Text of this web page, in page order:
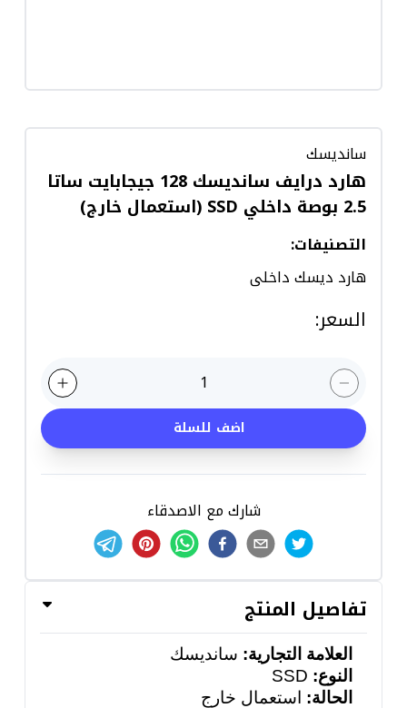
سانديسك
هارد درايف سانديسك 128 جيجابايت ساتا
2.5 بوصة داخلي SSD (استعمال خارج)
التصنيفات:
هارد ديسك داخلى
السعر:
1
اضف للسلة
شارك مع الاصدقاء
تفاصيل المنتج
العلامة التجارية: سانديسك
النوع: SSD
الحالة: استعمال خارج